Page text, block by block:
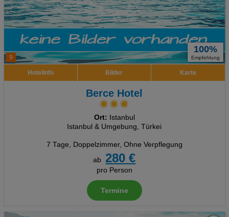
9
100%
Empfehlung
Hotelinfo Bilder Karte
Berce Hotel
Ort: Istanbul
Istanbul & Umgebung, Türkei
7 Tage, Doppelzimmer, Ohne Verpflegung
ab
280 €
pro Person
Termine